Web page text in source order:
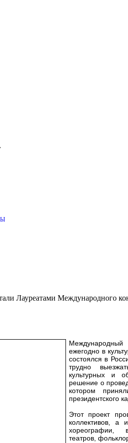
Лауреатами Международного
ежегодно в
состоялся в
трудно
культурных и
решение о
котором
президентского
Этот проект
коллективов, а
хореографии,
театров,